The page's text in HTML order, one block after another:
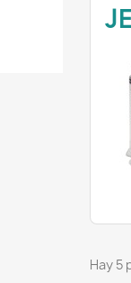
Hay 5